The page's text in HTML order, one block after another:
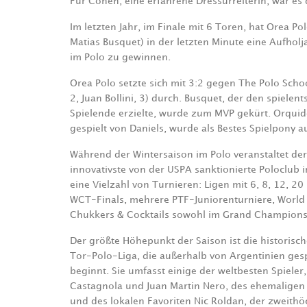
Im letzten Jahr, im Finale mit 6 Toren, hat Orea
Matias Busquet) in der letzten Minute eine
im Polo zu gewinnen.
Orea Polo setzte sich mit 3:2 gegen The Polo
2, Juan Bollini, 3) durch. Busquet, der den
Spielende erzielte, wurde zum MVP gekürt.
gespielt von Daniels, wurde als Bestes Spielpony
Während der Wintersaison im Polo veranstaltet
innovativste von der USPA sanktionierte
eine Vielzahl von Turnieren: Ligen mit 6, 8, 12, 20
WCT-Finals, mehrere PTF-Juniorenturniere,
Chukkers & Cocktails sowohl im Grand
Der größte Höhepunkt der Saison ist die
Tor-Polo-Liga, die außerhalb von Argentinien
beginnt. Sie umfasst einige der weltbesten
Castagnola und Juan Martin Nero, des
und des lokalen Favoriten Nic Roldan, der